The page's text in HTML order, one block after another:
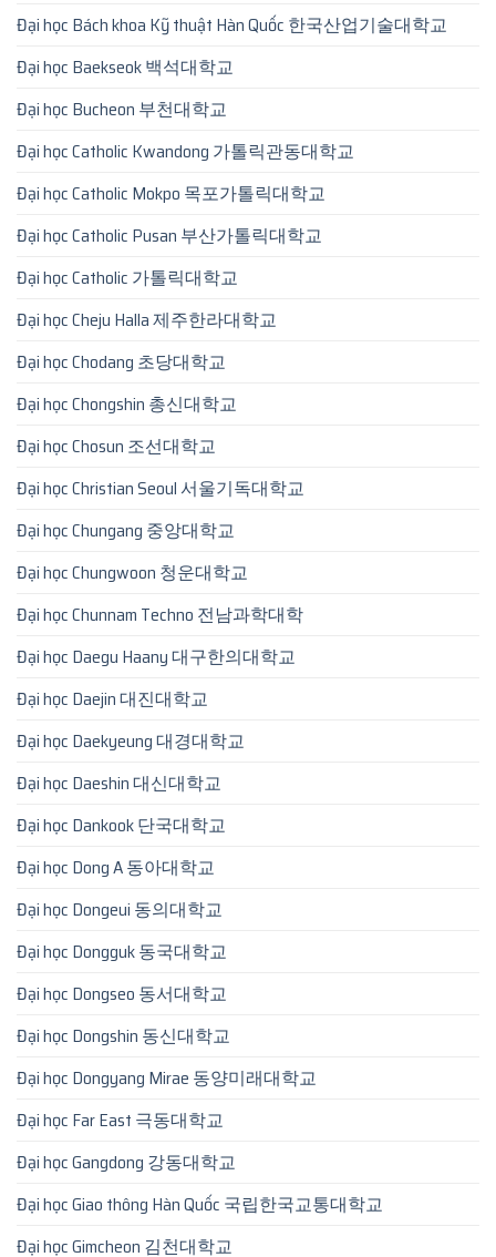
Đại học Bách khoa Kỹ thuật Hàn Quốc 한국산업기술대학교
Đại học Baekseok 백석대학교
Đại học Bucheon 부천대학교
Đại học Catholic Kwandong 가톨릭관동대학교
Đại học Catholic Mokpo 목포가톨릭대학교
Đại học Catholic Pusan 부산가톨릭대학교
Đại học Catholic 가톨릭대학교
Đại học Cheju Halla 제주한라대학교
Đại học Chodang 초당대학교
Đại học Chongshin 총신대학교
Đại học Chosun 조선대학교
Đại học Christian Seoul 서울기독대학교
Đại học Chungang 중앙대학교
Đại học Chungwoon 청운대학교
Đại học Chunnam Techno 전남과학대학
Đại học Daegu Haany 대구한의대학교
Đại học Daejin 대진대학교
Đại học Daekyeung 대경대학교
Đại học Daeshin 대신대학교
Đại học Dankook 단국대학교
Đại học Dong A 동아대학교
Đại học Dongeui 동의대학교
Đại học Dongguk 동국대학교
Đại học Dongseo 동서대학교
Đại học Dongshin 동신대학교
Đại học Dongyang Mirae 동양미래대학교
Đại học Far East 극동대학교
Đại học Gangdong 강동대학교
Đại học Giao thông Hàn Quốc 국립한국교통대학교
Đại học Gimcheon 김천대학교